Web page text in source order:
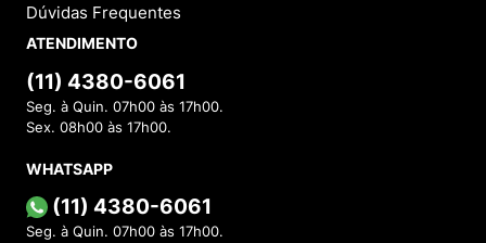
Dúvidas Frequentes
ATENDIMENTO
(11) 4380-6061
Seg. à Quin. 07h00 às 17h00.
Sex. 08h00 às 17h00.
WHATSAPP
(11) 4380-6061
Seg. à Quin. 07h00 às 17h00.